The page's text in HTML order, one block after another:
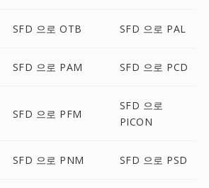
SFD 으로 OTB SFD 으로 PAL
SFD 으로 PAM SFD 으로 PCD
SFD 으로 PFM
SFD 으로
PICON
SFD 으로 PNM SFD 으로 PSD